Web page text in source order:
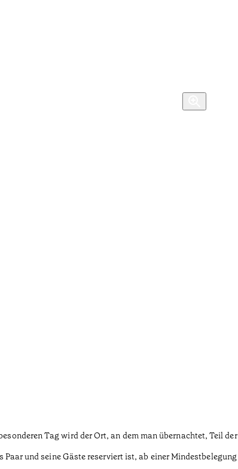
Tag wird der Ort, an dem man übernachtet, Teil
und seine Gäste reserviert ist, ab einer